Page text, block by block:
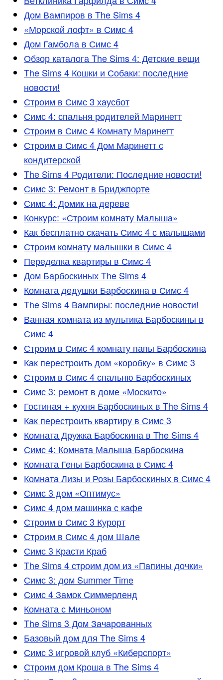
Дом Вампиров в The Sims 4
«Морской лофт» в Симс 4
Дом Гамбола в Симс 4
Обзор каталога The Sims 4: Детские вещи
The Sims 4 Кошки и Собаки: последние
новости!
Строим в Симс 3 хаусбот
Симс 4: спальня родителей Маринетт
Строим в Симс 4 Комнату Маринетт
Строим в Симс 4 Дом Маринетт с
кондитерской
The Sims 4 Родители: Последние новости!
Симс 3: Ремонт в Бриджпорте
Симс 4: Домик на дереве
Конкурс: «Строим комнату Малыша»
Как бесплатно скачать Симс 4 с малышами
Строим комнату малышки в Симс 4
Переделка квартиры в Симс 4
Дом Барбоскиных The Sims 4
Комната дедушки Барбоскина в Симс 4
The Sims 4 Вампиры: последние новости!
Ванная комната из мультика Барбоскины в
Симс 4
Строим в Симс 4 комнату папы Барбоскина
Как перестроить дом «коробку» в Симс 3
Строим в Симс 4 спальню Барбоскиных
Симс 3: ремонт в доме «Москито»
Гостиная + кухня Барбоскиных в The Sims 4
Как перестроить квартиру в Симс 3
Комната Дружка Барбоскина в The Sims 4
Симс 4: Комната Малыша Барбоскина
Комната Гены Барбоскина в Симс 4
Комната Лизы и Розы Барбоскиных в Симс 4
Симс 3 дом «Оптимус»
Симс 4 дом машинка с кафе
Строим в Симс 3 Курорт
Строим в Симс 4 дом Шале
Симс 3 Красти Краб
The Sims 4 строим дом из «Папины дочки»
Симс 3: дом Summer Time
Симс 4 Замок Симмерленд
Комната с Миньоном
The Sims 3 Дом Зачарованных
Базовый дом для The Sims 4
Симс 3 игровой клуб «Киберспорт»
Строим дом Кроша в The Sims 4